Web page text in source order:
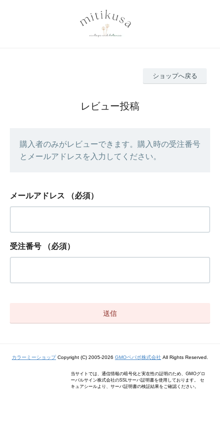
ショップへ戻る
レビュー投稿
購入者のみがレビューできます。購入時の受注番号
とメールアドレスを入力してください。
メールアドレス （必須）
受注番号 （必須）
カラーミーショップCopyright (C) 2005-2026 GMOペパボ株式会社 All Rights Reserved.
当サイトでは、通信情報の暗号化と実在性の証明のため、GMOグロ
ーバルサイン株式会社のSSLサーバ証明書を使用しております。 セ
キュアシールより、サーバ証明書の検証結果をご確認ください。